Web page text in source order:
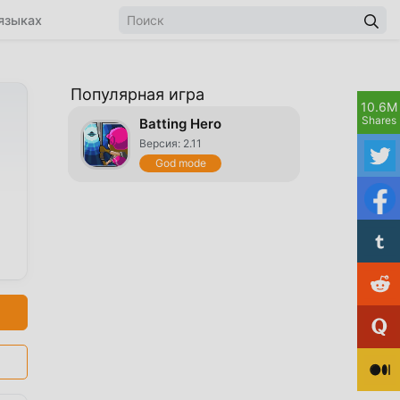
Популярная игра
Batting Hero
Версия: 2.11
God mode
10.6M
Shares